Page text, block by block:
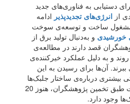
دستیابی به فناوری‌های جدید
از انرژی‌های تجدیدپذیر ادامه
مشغول ساخت و توسعه‌‌ی سوخت
خورشیدی و به‌دنبال تولید برق از
قصد دارند در مطالعه‌ی
و به‌‌ دلیل عملکرد خیرکننده‌ی
آن‌ها برای رسیدن به این
بیشتری درباره‌ی ساختار جلبک‌ها
دست پیدا کنند. گفتنی است طبق تخمین پژوهشگران، هنوز 20
وجود دارد.